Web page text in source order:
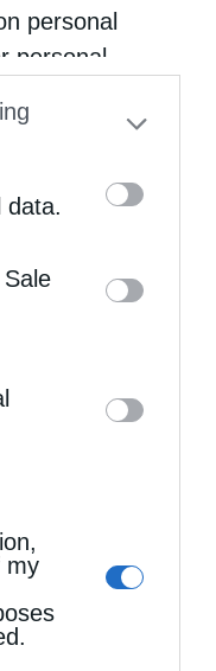
personal
personal
opt-out
the IAB’s list
This
by us to
of
data.
my
πρέπει να
του Σωτήρος